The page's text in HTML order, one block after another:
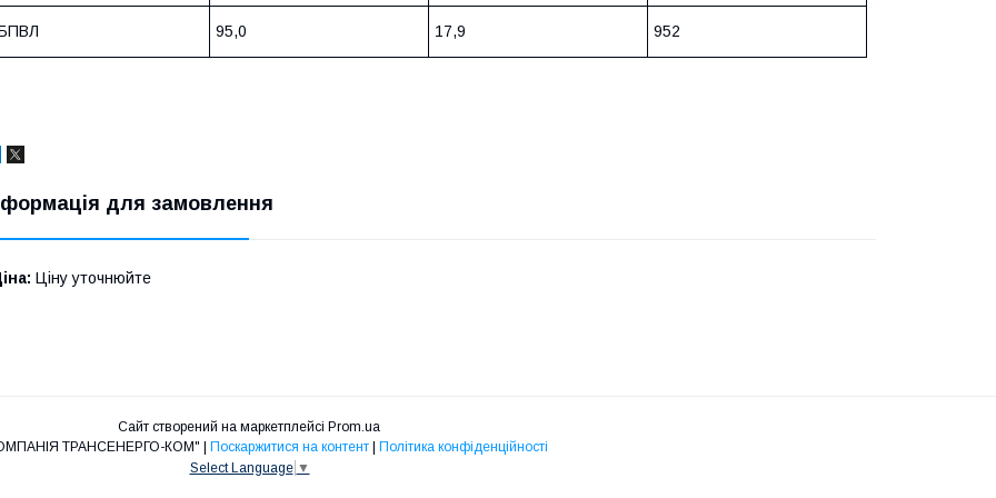
95,0 17,9 952
для замовлення
Ціну уточнюйте
Сайт створений на маркетплейсі Prom.ua
Поскаржитися на контент
Політика конфіденційності
Select Language ▼